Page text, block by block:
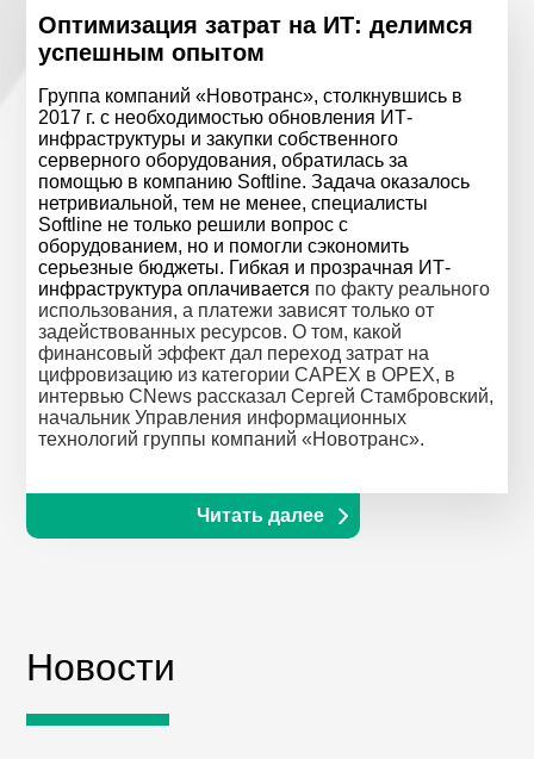
Оптимизация затрат на ИТ: делимся
успешным опытом
Группа компаний «Новотранс», столкнувшись в
2017 г. с необходимостью обновления ИТ-
инфраструктуры и закупки собственного
серверного оборудования, обратилась за
помощью в компанию Softline. Задача оказалось
нетривиальной, тем не менее, специалисты
Softline не только решили вопрос с
оборудованием, но и помогли сэкономить
серьезные бюджеты. Гибкая и прозрачная ИТ-
инфраструктура оплачивается по факту реального
использования, а платежи зависят только от
задействованных ресурсов. О том, какой
финансовый эффект дал переход затрат на
цифровизацию из категории CAPEX в OPEX, в
интервью CNews рассказал Сергей Стамбровский,
начальник Управления информационных
технологий группы компаний «Новотранс».
Читать далее
Новости